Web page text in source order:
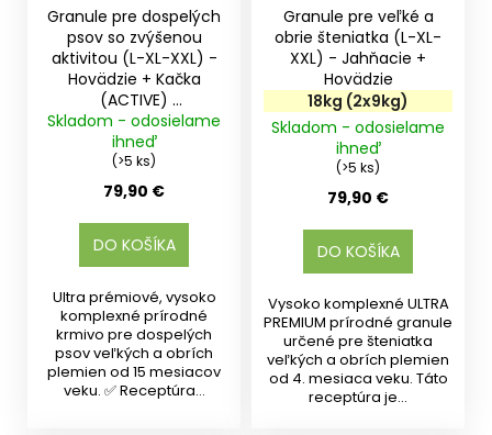
Granule pre dospelých
psov so zvýšenou
aktivitou (L-XL-XXL) -
Hovädzie + Kačka
18kg (2x9kg)
Skladom - odosielame
ihneď
(>5 ks)
79,90 €
DO KOŠÍKA
Ultra prémiové, vysoko
komplexné prírodné
krmivo pre dospelých
psov veľkých a obrích
plemien od 15 mesiacov
veku. ✅ Receptúra...
Granule pre veľké a
obrie šteniatka (L-XL-
XXL) - Jahňacie +
18kg (2x9kg)
Skladom - odosielame
ihneď
(>5 ks)
79,90 €
DO KOŠÍKA
Vysoko komplexné ULTRA
PREMIUM prírodné granule
určené pre šteniatka
veľkých a obrích plemien
od 4. mesiaca veku. Táto
receptúra je...